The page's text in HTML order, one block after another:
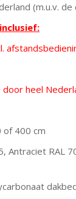
(m.u.v. de
heel
400 cm
Antraciet RAL